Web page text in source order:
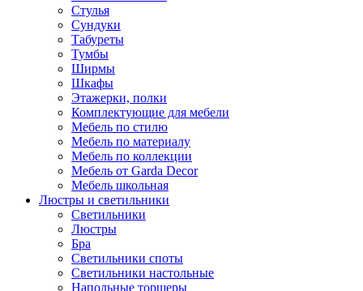
Стулья
Сундуки
Табуреты
Тумбы
Ширмы
Шкафы
Этажерки, полки
Комплектующие для мебели
Мебель по стилю
Мебель по материалу
Мебель по коллекции
Мебель от Garda Decor
Мебель школьная
Люстры и светильники
Светильники
Люстры
Бра
Светильники споты
Светильники настольные
Напольные торшеры